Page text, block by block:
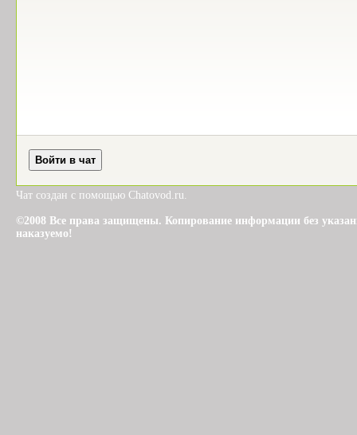
Чат создан с помощью Chatovod.ru.
©2008 Все права защищены. Копирование информации без
наказуемо!